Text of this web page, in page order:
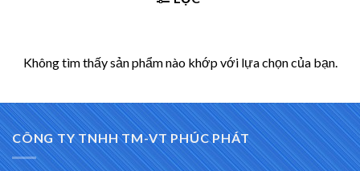
Không tìm thấy sản phẩm nào khớp với lựa chọn của bạn.
CÔNG TY TNHH TM-VT PHÚC PHÁT